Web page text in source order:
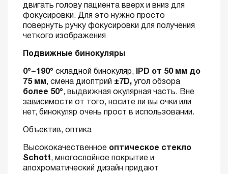
двигать голову пациента вверх и вниз для
фокусировки. Для это нужно просто
повернуть ручку фокусировки для получения
четкого изображения
Подвижные бинокуляры
0°~190° складной бинокуляр,
IPD от 50 мм до
75 мм, смена диоптрий ±7D, угол обзора
более 50°, выдвижная окулярная часть. Вне
зависимости от того, носите ли вы очки или
нет, бинокуляр очень прост в использовании.
Объектив, оптика
Высококачественное оптическое стекло
Schott, многослойное покрытие и
апохроматический дизайн придают